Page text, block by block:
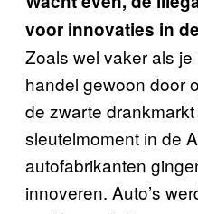
voor innovaties in
Zoals wel vaker als
handel gewoon door
de zwarte
sleutelmoment in de
autofabrikanten
innoveren. Auto’s